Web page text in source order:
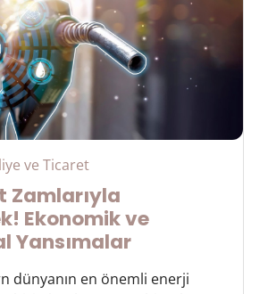
ve Ticaret
Zamlarıyla
Ekonomik ve
Yansımalar
dünyanın en önemli enerji